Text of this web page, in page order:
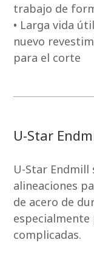
trabajo de
• Larga vida
nuevo
para el corte
U-Star
U-Star Endmill
alineaciones
de acero de
complicadas.